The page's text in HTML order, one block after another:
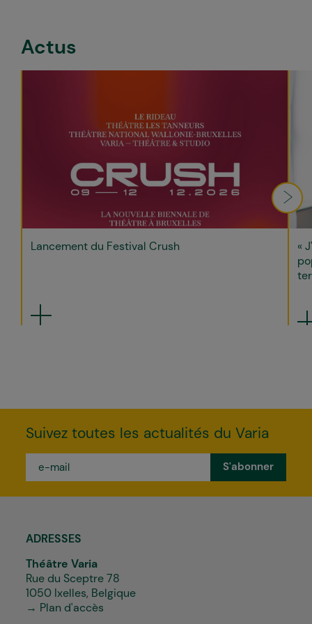
Actus
Lancement du Festival Crush
«
Suivez toutes les actualités du Varia
mail
ADRESSES
Théâtre Varia
Rue du Sceptre 78
1050 Ixelles, Belgique
→ Plan d'accès